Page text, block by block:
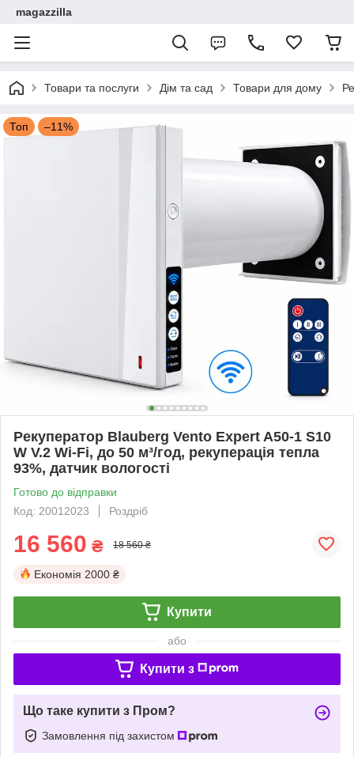
magazzilla
Товари та послуги Дім та сад Товари для дому
Топ –11%
Рекуператор Blauberg Vento Expert A50-1 S10
W V.2 Wi-Fi, до 50 м³/год, рекуперація тепла
93%, датчик вологості
Готово до відправки
Код: 20012023
Роздріб
16 560 ₴ 18 560 ₴
Економія 2000 ₴
Купити
або
Купити з
Що таке купити з Пром?
Замовлення під захистом